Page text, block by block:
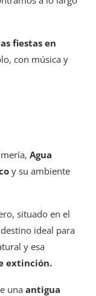
fiestas en
con música y
Agua
y su ambiente
situado en el
ideal para
y esa
extinción.
una antigua